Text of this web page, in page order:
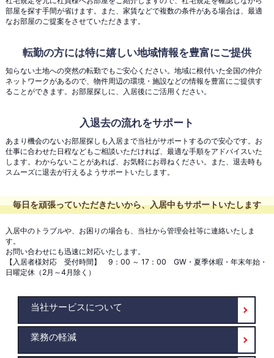
部屋を探す手間が省けます。また、家賃などで複数の条件がある場合は、最適
なお部屋のご提案をさせていただきます。
転勤の方には特に嬉しい地域情報を豊富にご提供
知らない土地への突然の転勤でもご安心ください。地域に根付いた全国の仲介
ネットワークがあるので、物件周辺の環境・施設などの情報を豊富にご提供す
ることができます。お部屋探しに、入居後にご活用ください。
入退去の流れをサポート
あまり機会のないお部屋探しも入居まで当社がサポートするので安心です。お
仕事に合わせた日程などもご相談いただければ、最適な手順をアドバイスいた
します。わからないことがあれば、お気軽にお尋ねください。また、退去時も
スムーズに退去が行えるようサポートいたします。
毎日を頑張っていただきたいから、入居中もサポートいたします
入居中のトラブルや、お困りの場合も、当社から管理会社等に連絡いたしま
す。
お問い合わせにも迅速に対応いたします。
【入居者様対応 受付時間】 9：00 ～ 17：00 GW・夏季休暇・年末年始・
日曜定休（2月～4月除く）
当社サービスについて
業務の軽減